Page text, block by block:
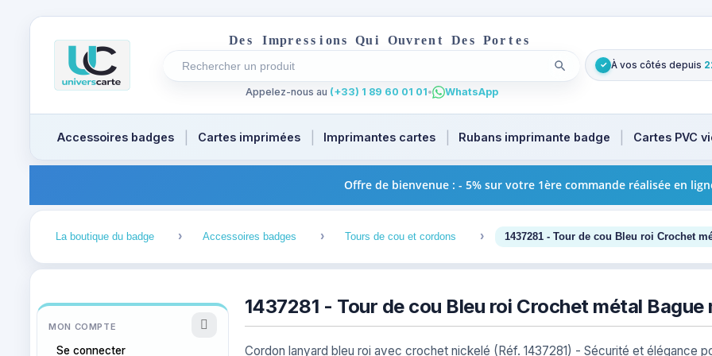
Des Impres s i ons Qu i Ouvren t Des Por t es
Rechercher un produit
Recherches récentes au focus. Tapez au moins 2 caractères pour les suggestions
Lancer la recherche
Appelez-nous au (+33) 1 89 60 01 01• WhatsApp
✓ À vos côtés depuis
Accessoires badges Cartes imprimées Imprimantes cartes Rubans imprimante badge Cartes PVC
Offre de bienvenue : - 5% sur votre 1ère commande réalisée en
La boutique du badge Accessoires badges Tours de cou et cordons 1437281 - Tour de cou Bleu roi Crochet
MON COMPTE
Se connecter
1437281 - Tour de cou Bleu roi Crochet métal Bague
Cordon lanyard bleu roi avec crochet nickelé (Réf. 1437281) - Sécurité et élégance